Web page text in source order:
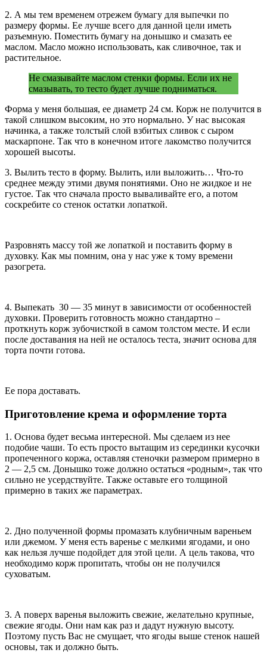
2. А мы тем временем отрежем бумагу для выпечки по
размеру формы. Ее лучше всего для данной цели иметь
разъемную. Поместить бумагу на донышко и смазать ее
маслом. Масло можно использовать, как сливочное, так и
растительное.
Не смазывайте маслом стенки формы. Если их не
смазывать, то тесто будет лучше подниматься.
Форма у меня большая, ее диаметр 24 см. Корж не получится в
такой слишком высоким, но это нормально. У нас высокая
начинка, а также толстый слой взбитых сливок с сыром
маскарпоне. Так что в конечном итоге лакомство получится
хорошей высоты.
3. Вылить тесто в форму. Вылить, или выложить… Что-то
среднее между этими двумя понятиями. Оно не жидкое и не
густое. Так что сначала просто вываливайте его, а потом
соскребите со стенок остатки лопаткой.
Разровнять массу той же лопаткой и поставить форму в
духовку. Как мы помним, она у нас уже к тому времени
разогрета.
4. Выпекать 30 — 35 минут в зависимости от особенностей
духовки. Проверить готовность можно стандартно –
проткнуть корж зубочисткой в самом толстом месте. И если
после доставания на ней не осталось теста, значит основа для
торта почти готова.
Ее пора доставать.
Приготовление крема и оформление торта
1. Основа будет весьма интересной. Мы сделаем из нее
подобие чаши. То есть просто вытащим из серединки кусочки
пропеченного коржа, оставляя стеночки размером примерно в
2 — 2,5 см. Донышко тоже должно остаться «родным», так что
сильно не усердствуйте. Также оставьте его толщиной
примерно в таких же параметрах.
2. Дно полученной формы промазать клубничным вареньем
или джемом. У меня есть варенье с мелкими ягодами, и оно
как нельзя лучше подойдет для этой цели. А цель такова, что
необходимо корж пропитать, чтобы он не получился
суховатым.
3. А поверх варенья выложить свежие, желательно крупные,
свежие ягоды. Они нам как раз и дадут нужную высоту.
Поэтому пусть Вас не смущает, что ягоды выше стенок нашей
основы, так и должно быть.